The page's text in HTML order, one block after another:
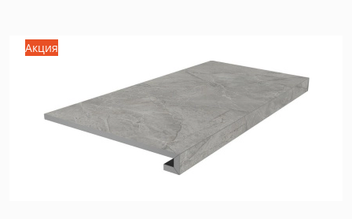
Акция